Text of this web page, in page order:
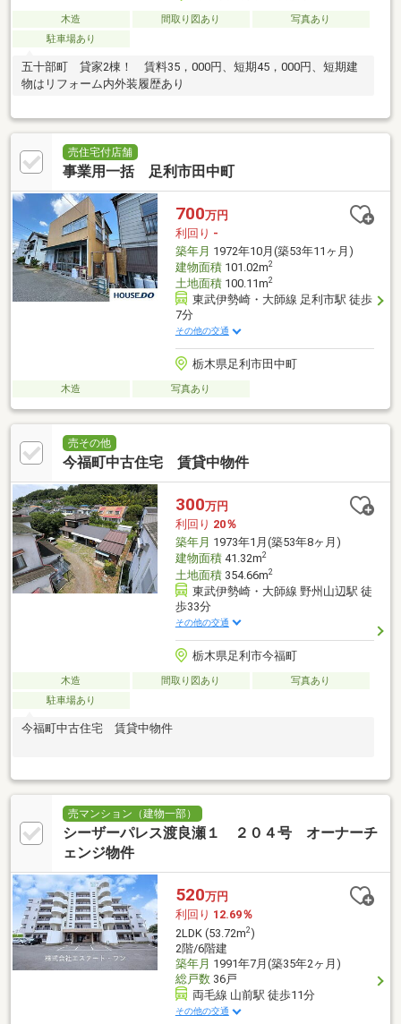
木造 間取り図あり
写真あり
駐車場あり
五十部町 貸家2棟！ 賃料35，000円、短期45，000円、短期建
物はリフォーム内外装履歴あり
売住宅付店舗
事業用一括 足利市田中町
700万円
利回り -
築年月 1972年10月(築53年11ヶ月)
建物面積101.02m2
土地面積100.11m2
東武伊勢崎・大師線 足利市駅 徒歩
7分
その他の交通
栃木県足利市田中町
木造 写真あり
売その他
今福町中古住宅 賃貸中物件
300万円
利回り 20％
築年月 1973年1月(築53年8ヶ月)
建物面積41.32m2
土地面積354.66m2
東武伊勢崎・大師線 野州山辺駅 徒
歩33分
その他の交通
栃木県足利市今福町
木造 間取り図あり
写真あり
駐車場あり
今福町中古住宅 賃貸中物件
売マンション（建物一部）
シーザーパレス渡良瀬１ ２０４号 オーナーチ
ェンジ物件
520万円
利回り 12.69％
2LDK (53.72m2)
2階/6階建
築年月 1991年7月(築35年2ヶ月)
総戸数36戸
両毛線 山前駅 徒歩11分
その他の交通